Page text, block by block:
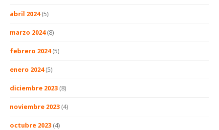
abril 2024(5)
marzo 2024(8)
febrero 2024(5)
enero 2024(5)
diciembre 2023 (8)
noviembre 2023 (4)
octubre 2023 (4)